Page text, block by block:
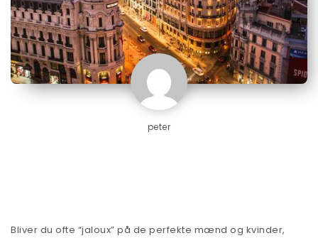
peter
Bliver du ofte “jaloux” på de perfekte mænd og kvinder,